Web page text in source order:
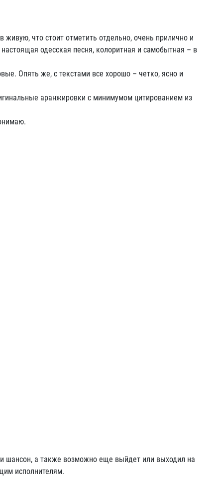
что стоит отметить отдельно, очень прилично и
одесская песня, колоритная и самобытная – в
Опять же, с текстами все хорошо – четко, ясно и
аранжировки с минимумом цитированием из
шансон, а также возможно еще выйдет или выходил на
исполнителям.